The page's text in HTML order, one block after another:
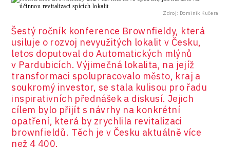
Zdroj: Dominik Kučera
Šestý ročník konference Brownfieldy, která
usiluje o rozvoj nevyužitých lokalit v Česku,
letos doputoval do Automatických mlýnů
v Pardubicích. Výjimečná lokalita, na jejíž
transformaci spolupracovalo město, kraj a
soukromý investor, se stala kulisou pro řadu
inspirativních přednášek a diskusí. Jejich
cílem bylo přijít s návrhy na konkrétní
opatření, která by zrychlila revitalizaci
brownfieldů. Těch je v Česku aktuálně více
než 4 400.